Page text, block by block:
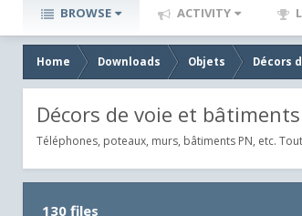
BROWSE ACTIVITY
Home Downloads Objets Décors
Décors de voie et
Téléphones, poteaux, murs, bâtiments PN, etc.
130 files